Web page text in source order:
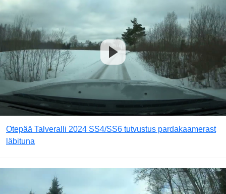
Otepää Talveralli 2024 SS4/SS6 tutvustus pardakaamerast
läbituna